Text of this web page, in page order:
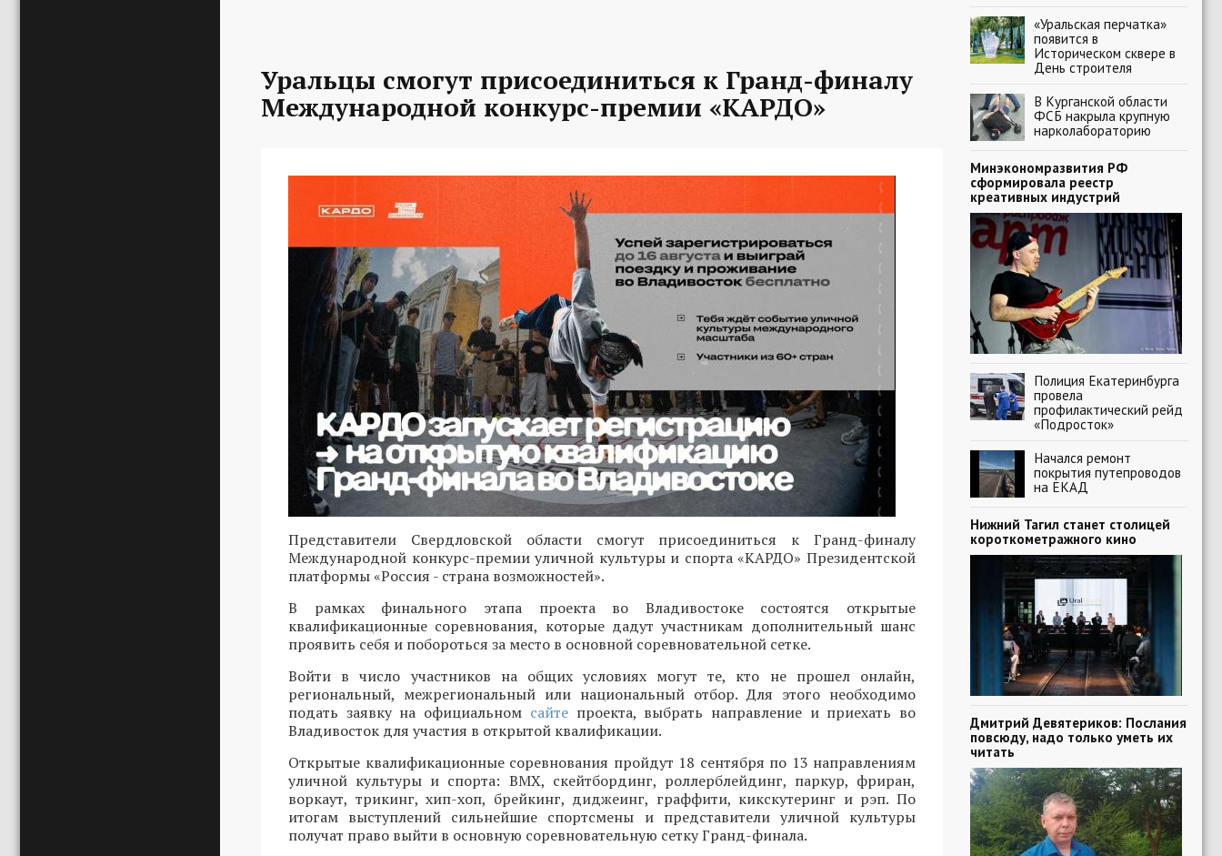
Уральцы смогут присоединиться к Гранд-финалу
Международной конкурс-премии «КАРДО»
Представители Свердловской области смогут присоединиться к Гранд-финалу
Международной конкурс-премии уличной культуры и спорта «КАРДО» Президентской
платформы «Россия - страна возможностей».
В рамках финального этапа проекта во Владивостоке состоятся открытые
квалификационные соревнования, которые дадут участникам дополнительный шанс
проявить себя и побороться за место в основной соревновательной сетке.
Войти в число участников на общих условиях могут те, кто не прошел онлайн,
региональный, межрегиональный или национальный отбор. Для этого необходимо
подать заявку на официальном сайтепроекта, выбрать направление и приехать во
Владивосток для участия в открытой квалификации.
Открытые квалификационные соревнования пройдут 18 сентября по 13 направлениям
уличной культуры и спорта: BMX, скейтбординг, роллерблейдинг, паркур, фриран,
воркаут, трикинг, хип-хоп, брейкинг, диджеинг, граффити, кикскутеринг и рэп. По
итогам выступлений сильнейшие спортсмены и представители уличной культуры
получат право выйти в основную соревновательную сетку Гранд-финала.
«Уральская перчатка»
появится в
Историческом сквере в
День строителя
В Курганской области
ФСБ накрыла крупную
нарколабораторию
Минэкономразвития РФ
сформировала реестр
креативных индустрий
Полиция Екатеринбурга
провела
профилактический рейд
«Подросток»
Начался ремонт
покрытия путепроводов
на ЕКАД
Нижний Тагил станет столицей
короткометражного кино
Дмитрий Девятериков: Послания
повсюду, надо только уметь их
читать